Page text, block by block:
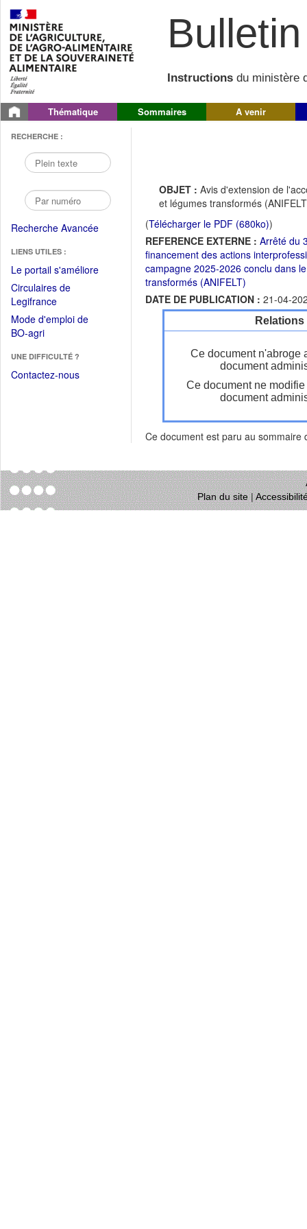
Instructions du ministère
Thématique Sommaires A venir
RECHERCHE :
Recherche Avancée
LIENS UTILES :
Le portail s'améliore(Fichier
Circulaires de
Legifrance(Ouvrir
dans
une
fenêtre)
Mode d'emploi de
BO-agri(Ouvrir
une
nouvelle
UNE DIFFICULTÉ ?
Contactez-nous
OBJET : Avis d'extension de
et légumes transformés
(Télécharger le PDF (680ko))
REFERENCE EXTERNE : Arrêté du
financement des actions
campagne 2025-2026 conclu dans
transformés (ANIFELT)
DATE DE PUBLICATION : 21-04-
Ce document n'abroge
document
Ce document ne
document
Ce document est paru au sommaire
Plan du site|